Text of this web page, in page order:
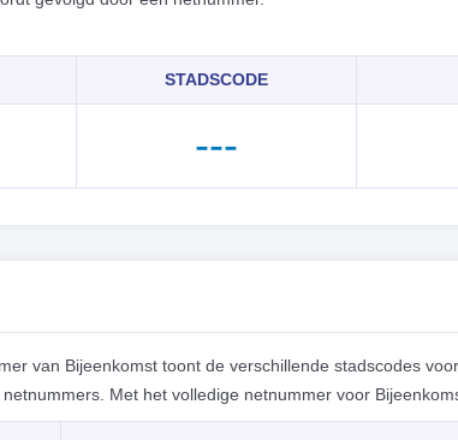
STADSCODE
---
van Bijeenkomst toont de verschillende stadscodes
Met het volledige netnummer voor